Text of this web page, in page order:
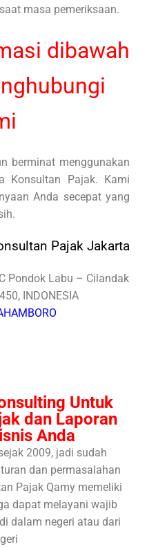
masa pemeriksaan.
dibawah
berminat menggunakan
Konsultan Pajak. Kami
Anda secepat yang
Pajak Jakarta
Pondok Labu – Cilandak
INDONESIA
Untuk
dan Laporan
Anda
2009, jadi sudah
dan permasalahan
Pajak Qamy memeliki
dapat melayani wajib
dalam negeri atau dari